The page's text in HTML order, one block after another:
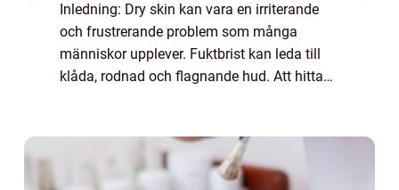
Inledning: Dry skin kan vara en irriterande
och frustrerande problem som många
människor upplever. Fuktbrist kan leda till
klåda, rodnad och flagnande hud. Att hitta